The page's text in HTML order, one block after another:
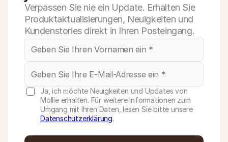
Verpassen Sie nie ein Update. Erhalten Sie
Produktaktualisierungen, Neuigkeiten und
Kundenstories direkt in Ihren Posteingang.
Ja, ich möchte Neuigkeiten und Updates von
Mollie erhalten. Für weitere Informationen zum
Umgang mit Ihren Daten, lesen Sie bitte unsere
Datenschutzerklärung.